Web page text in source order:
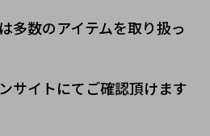
多数のアイテムを取り扱っ
サイトにてご確認頂けます